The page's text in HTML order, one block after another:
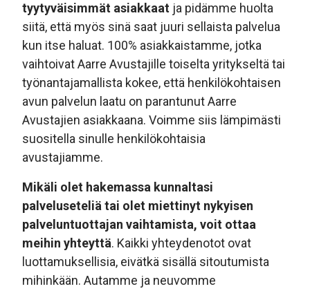
tyytyväisimmät asiakkaat ja pidämme huolta
siitä, että myös sinä saat juuri sellaista palvelua
kun itse haluat. 100% asiakkaistamme, jotka
vaihtoivat Aarre Avustajille toiselta yritykseltä tai
työnantajamallista kokee, että henkilökohtaisen
avun palvelun laatu on parantunut Aarre
Avustajien asiakkaana. Voimme siis lämpimästi
suositella sinulle henkilökohtaisia
avustajiamme.
Mikäli olet hakemassa kunnaltasi
palveluseteliä tai olet miettinyt nykyisen
palveluntuottajan vaihtamista, voit ottaa
meihin yhteyttä. Kaikki yhteydenotot ovat
luottamuksellisia, eivätkä sisällä sitoutumista
mihinkään. Autamme ja neuvomme